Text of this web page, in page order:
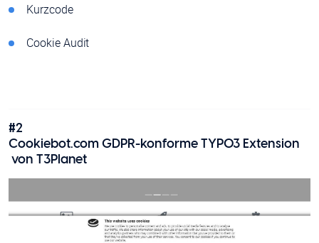
Kurzcode
Cookie Audit
#2
Cookiebot.com GDPR-konforme TYPO3 Extension
von T3Planet